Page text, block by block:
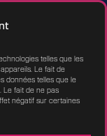
telles que les
Le fait de
données telles que le
Le fait de ne pas
négatif sur certaines